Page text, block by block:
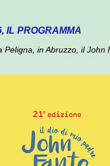
IL PROGRAMMA
Peligna, in Abruzzo, il John